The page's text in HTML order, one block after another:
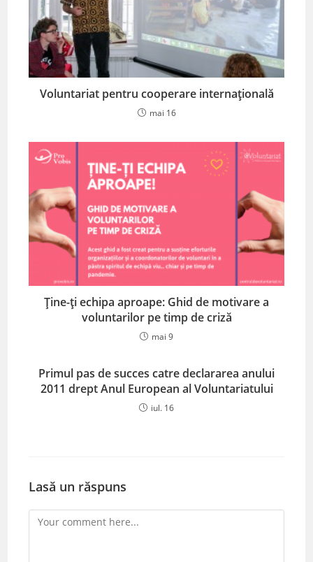
Voluntariat pentru cooperare internațională
mai 16
Ține-ți echipa aproape: Ghid de motivare a
voluntarilor pe timp de criză
mai 9
Primul pas de succes catre declararea anului
2011 drept Anul European al Voluntariatului
iul. 16
Lasă un răspuns
Comment